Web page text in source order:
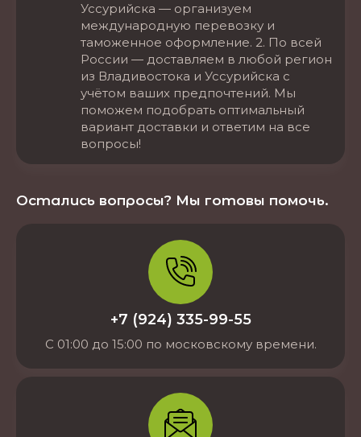
Уссурийска — организуем
международную перевозку и
таможенное оформление. 2. По всей
России — доставляем в любой регион
из Владивостока и Уссурийска с
учётом ваших предпочтений. Мы
поможем подобрать оптимальный
вариант доставки и ответим на все
вопросы!
Остались вопросы? Мы готовы помочь.
+7 (924) 335-99-55
С 01:00 до 15:00 по московскому времени.